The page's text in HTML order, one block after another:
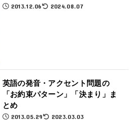
2013.12.06 2024.08.07
英語の発音・アクセント問題の
「お約束パターン」「決まり」ま
とめ
2013.05.29 2023.03.03